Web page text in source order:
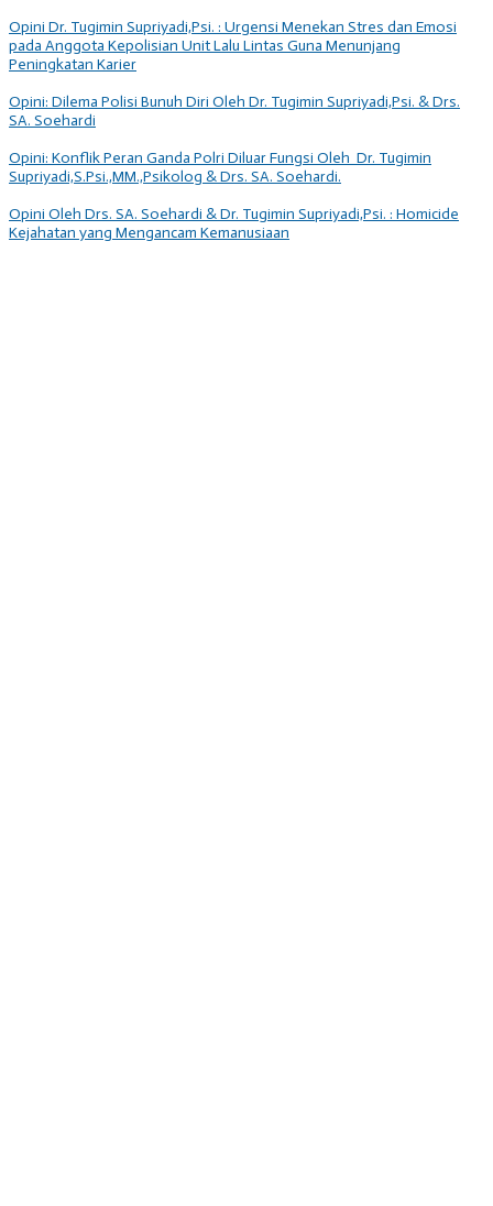
Opini Dr. Tugimin Supriyadi,Psi. : Urgensi Menekan Stres dan Emosi
pada Anggota Kepolisian Unit Lalu Lintas Guna Menunjang
Peningkatan Karier
Opini: Dilema Polisi Bunuh Diri Oleh Dr. Tugimin Supriyadi,Psi. & Drs.
SA. Soehardi
Opini: Konflik Peran Ganda Polri Diluar Fungsi Oleh Dr. Tugimin
Supriyadi,S.Psi.,MM.,Psikolog & Drs. SA. Soehardi.
Opini Oleh Drs. SA. Soehardi & Dr. Tugimin Supriyadi,Psi. : Homicide
Kejahatan yang Mengancam Kemanusiaan